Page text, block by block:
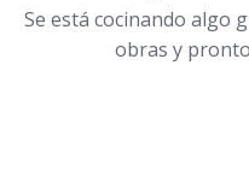
Se está cocinando algo
obras y